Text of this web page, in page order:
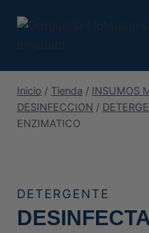
Inicio / Tienda / INSUMOS
DESINFECCION /
ENZIMATICO
DETERGENTE